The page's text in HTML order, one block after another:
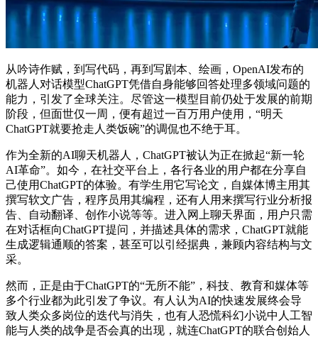
从吟诗作赋，到写代码，再到写剧本、绘画，OpenAI发布的
机器人对话模型ChatGPT凭借自身能够回答处理多领域问题的
能力，引发了全球关注。尽管这一模型目前仍处于发展的前期
阶段，但面世仅一周，便有超过一百万用户使用，“明天
ChatGPT就要抢走人类饭碗”的调侃也不绝于耳。
作为全新的AI聊天机器人，ChatGPT被认为正在掀起“新一轮
AI革命”。如今，在社交平台上，各行各业的用户都在分享自
己使用ChatGPT的体验。有学生用它写论文，自媒体博主用其
撰写软文广告，程序员用其编程，还有人用来撰写行业分析报
告、自动翻译、创作小说等等。进入网上聊天界面，用户只需
在对话框向ChatGPT提问，并描述具体的需求，ChatGPT就能
生成逻辑通顺的答案，甚至可以引经据典，兼顾内容结构与文
采。
然而，正是由于ChatGPT的“无所不能”，科技、教育和媒体等
多个行业都为此引发了争议。有人认为AI的快速发展终会导
致人类众多岗位的迭代与消失，也有人恐慌科幻小说中人工智
能与人类的战争是否会真的出现，就连ChatGPT的联合创始人